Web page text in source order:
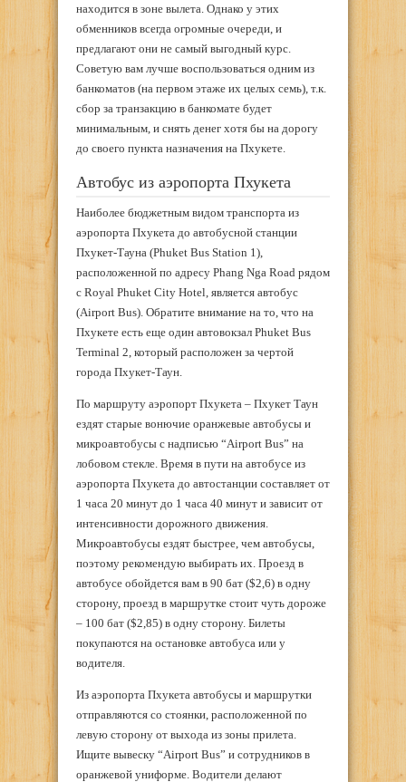
находится в зоне вылета. Однако у этих
обменников всегда огромные очереди, и
предлагают они не самый выгодный курс.
Советую вам лучше воспользоваться одним из
банкоматов (на первом этаже их целых семь), т.к.
сбор за транзакцию в банкомате будет
минимальным, и снять денег хотя бы на дорогу
до своего пункта назначения на Пхукете.
Автобус из аэропорта Пхукета
Наиболее бюджетным видом транспорта из
аэропорта Пхукета до автобусной станции
Пхукет-Тауна (Phuket Bus Station 1),
расположенной по адресу Phang Nga Road рядом
с Royal Phuket City Hotel, является автобус
(Airport Bus). Обратите внимание на то, что на
Пхукете есть еще один автовокзал Phuket Bus
Terminal 2, который расположен за чертой
города Пхукет-Таун.
По маршруту аэропорт Пхукета – Пхукет Таун
ездят старые вонючие оранжевые автобусы и
микроавтобусы с надписью “Airport Bus” на
лобовом стекле. Время в пути на автобусе из
аэропорта Пхукета до автостанции составляет от
1 часа 20 минут до 1 часа 40 минут и зависит от
интенсивности дорожного движения.
Микроавтобусы ездят быстрее, чем автобусы,
поэтому рекомендую выбирать их. Проезд в
автобусе обойдется вам в 90 бат ($2,6) в одну
сторону, проезд в маршрутке стоит чуть дороже
– 100 бат ($2,85) в одну сторону. Билеты
покупаются на остановке автобуса или у
водителя.
Из аэропорта Пхукета автобусы и маршрутки
отправляются со стоянки, расположенной по
левую сторону от выхода из зоны прилета.
Ищите вывеску “Airport Bus” и сотрудников в
оранжевой униформе. Водители делают